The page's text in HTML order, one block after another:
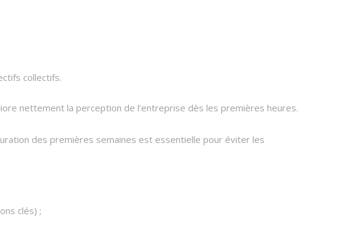
collectifs.​
nettement la perception de l’entreprise dès les premières heures.​
des premières semaines est essentielle pour éviter les
clés) ;